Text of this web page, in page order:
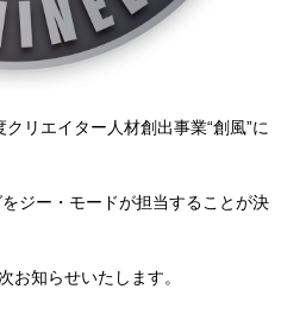
リエイター人材創出事業“創風”に
ジー・モードが担当することが決
知らせいたします。